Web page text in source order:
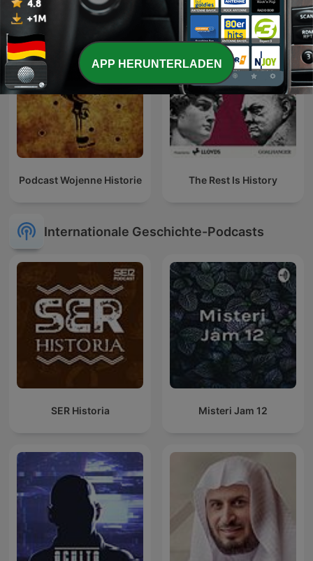
Podcast Wojenne Historie The Rest Is History
Internationale Geschichte-Podcasts
SER Historia Misteri Jam 12
APP HERUNTERLADEN